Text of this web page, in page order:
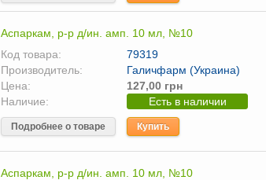
Аспаркам, р-р д/ин. амп. 10 мл, №10
Код товара:
79319
Производитель:
Галичфарм (Украина)
Цена:
127,00 грн
Наличие:
Есть в наличии
Подробнее о товаре Купить
Аспаркам, р-р д/ин. амп. 10 мл, №10